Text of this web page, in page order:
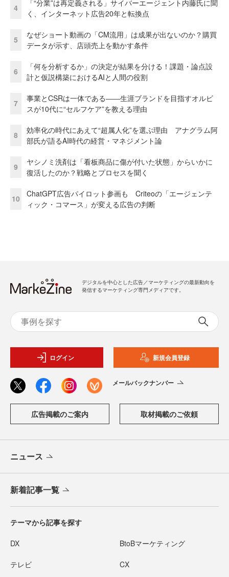
4
「“分業”は再定義される」サイバーエージェント内藤氏に聞
く、インターネット広告20年と転換点
5
なぜショート動画の「CM流用」は成果が出ないのか？購買
データが示す、店頭売上を動かす条件
6
「何を分析するか」の決定が結果を分ける！課題・論点設
計と仮説構築におけるAIと人間の役割
7
事業とCSRは一体である――生涯ブランドを目指すオルビ
スが10代に“セルフケア”を教える理由
8
効率化の時代にあえて“超属人化”を選ぶ理由 アナグラム阿
部氏が語るAI時代の経営・マネジメント論
9
ヤシノミ洗剤は「看板商品に傷が付いた状態」からいかに
復活したのか？戦略とプロセスを聞く
10
ChatGPT広告パイロット参画も Criteoの「エージェンテ
ィック・コマース」が変える広告の判断
デジタルを中心とした広告／マーケティングの最新動向を
発信するマーケティング専門メディアです。
ログイン 新規会員登録
メールバックナンバー
広告掲載のご案内 取材掲載のご依頼
ニュース
新着記事一覧
テーマから記事を探す
DX BtoBマーケティング
テレビ CX